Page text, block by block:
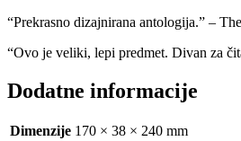
“Prekrasno dizajnirana antologija.” –
“Ovo je veliki, lepi predmet. Divan za
Dodatne informacije
Dimenzije 170 × 38 × 240 mm